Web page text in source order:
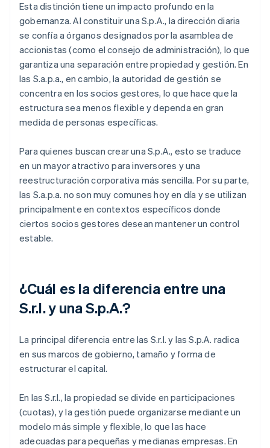
Esta distinción tiene un impacto profundo en la
gobernanza. Al constituir una S.p.A., la dirección diaria
se confía a órganos designados por la asamblea de
accionistas (como el consejo de administración), lo que
garantiza una separación entre propiedad y gestión. En
las S.a.p.a., en cambio, la autoridad de gestión se
concentra en los socios gestores, lo que hace que la
estructura sea menos flexible y dependa en gran
medida de personas específicas.
Para quienes buscan crear una S.p.A., esto se traduce
en un mayor atractivo para inversores y una
reestructuración corporativa más sencilla. Por su parte,
las S.a.p.a. no son muy comunes hoy en día y se utilizan
principalmente en contextos específicos donde
ciertos socios gestores desean mantener un control
estable.
¿Cuál es la diferencia entre una
S.r.l. y una S.p.A.?
La principal diferencia entre las S.r.l. y las S.p.A. radica
en sus marcos de gobierno, tamaño y forma de
estructurar el capital.
En las S.r.l., la propiedad se divide en participaciones
(cuotas), y la gestión puede organizarse mediante un
modelo más simple y flexible, lo que las hace
adecuadas para pequeñas y medianas empresas. En